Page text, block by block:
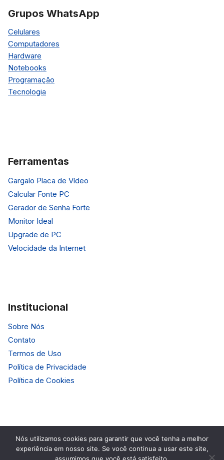
Grupos WhatsApp
Celulares
Computadores
Hardware
Notebooks
Programação
Tecnologia
Ferramentas
Gargalo Placa de Vídeo
Calcular Fonte PC
Gerador de Senha Forte
Monitor Ideal
Upgrade de PC
Velocidade da Internet
Institucional
Sobre Nós
Contato
Termos de Uso
Política de Privacidade
Política de Cookies
© 2026 HardTecno. Todos os Direitos Reservados.
Nós utilizamos cookies para garantir que você tenha a melhor
experiência em nosso site. Se você continua a usar este site,